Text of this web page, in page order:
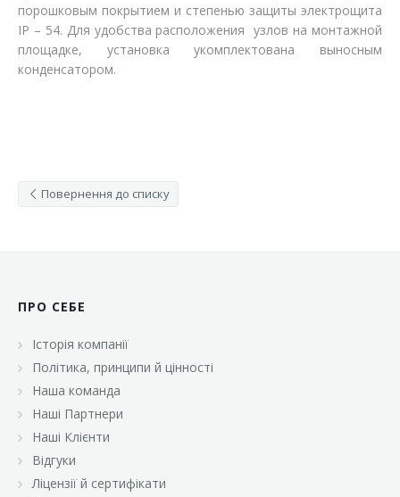
порошковым покрытием и степенью защиты электрощита
IP – 54. Для удобства расположения узлов на монтажной
площадке, установка укомплектована выносным
конденсатором.
Повернення до списку
ПРО СЕБЕ
Історія компанії
Політика, принципи й цінності
Наша команда
Наші Партнери
Наші Клієнти
Відгуки
Ліцензії й сертифікати